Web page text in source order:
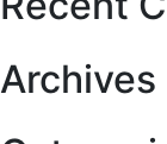
Archives